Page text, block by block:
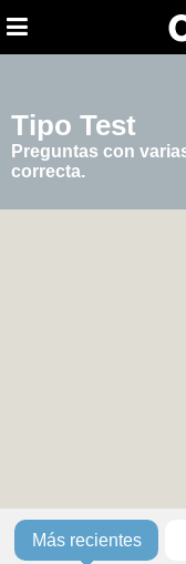
Tipo Test
Preguntas con
correcta.
Más recientes